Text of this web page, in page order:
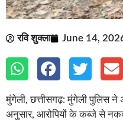
रवि शुक्ला June 14,
मुंगेली, छत्तीसगढ़: मुंगेली पुलिस
अनुसार, आरोपियों के कब्जे से